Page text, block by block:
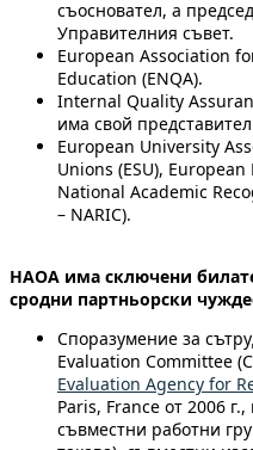
съосновател, а
Управителния съвет.
European Association
Education (ENQA).
Internal Quality
има свой
European University
Unions (ESU),
National Academic
– NARIC).
НАОА има сключени
сродни партньорски
Споразумение за
Evaluation Committee
Evaluation Agency for
Paris, France от 2006
съвместни работни